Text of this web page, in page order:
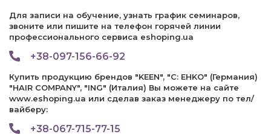
Для записи на обучение, узнать график семинаров,
звоните или пишите на телефон горячей линии
профессионального сервиса eshoping.ua
+38-097-156-66-92
Купить продукцию брендов "KEEN", "C: EHKO" (Германия)
"HAIR COMPANY", "ING" (Италия) Вы можете на сайте
www.eshoping.ua или сделав заказ менеджеру по тел/
вайберу:
+38-067-715-77-15